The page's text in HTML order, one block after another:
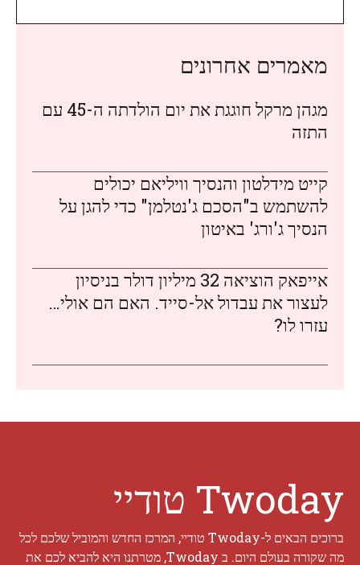
מאמרים אחרונים
מגהן מרקל חוגגת את יום הולדתה ה-45 עם
התזה
קייט מידלטון והנסיך וויליאם יכולים
להשתמש ב"הסכם ג'נטלמן" כדי להגן על
הנסיך ג'ורג' באיטון
אייפאק הוציאה 32 מיליון דולר בניסיון
לעצור את עבדול אל-סייד. האם הם אולי…
עזרו לו?
Twoday טודיי
ברוכים הבאים ל-Twoday טודיי, המרכז החדש והמוביל שלכם לכל
מה שקורה בעולם היום. ב Twoday, מטרתנו היא להביא לכם את